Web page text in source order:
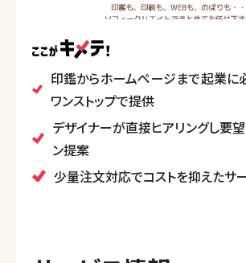
印鑑からホームページまで起業に
ワンストップで提供
デザイナーが直接ヒアリングし要
ン提案
少量注文対応でコストを抑えたサ